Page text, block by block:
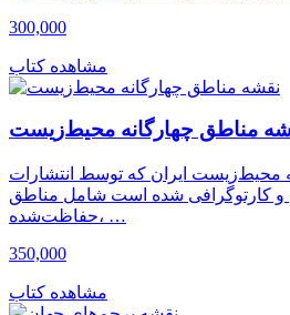
300,000
مشاهده کتاب
مناطق چهارگانه محیط‌زیست
محیط‌زیست ایران که توسط انتشارات
و کارتوگرافی شده است شامل مناطق
حفاظت‌شده، …
350,000
مشاهده کتاب